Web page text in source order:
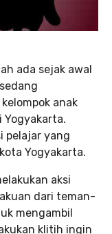
ada sejak awal
anak
Yogyakarta.
pelajar yang
Yogyakarta.
aksi
dari teman-
mengambil
klitih ingin